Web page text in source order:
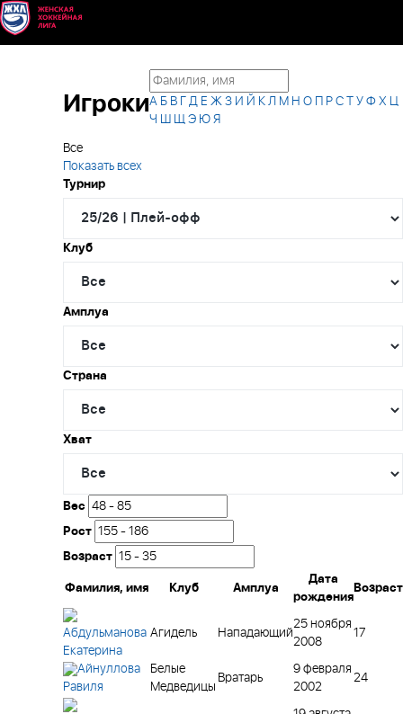
ИгрокиА Б В Д Е Ж З И Й К Л М Н О Р С У Ф Х Ц
Ч Ш Щ Э Ю Я
Все
Показать всех
Турнир
Клуб
Амплуа
Страна
Хват
Вес
Рост
Возраст
Фамилия, имя Клуб Амплуа
Дата
рождения
Возраст
Абдульманова
Екатерина
Агидель Нападающий
25 ноября
2008
17
Айнуллова
Равиля
Белые
Медведицы
Вратарь
9 февраля
2002
24